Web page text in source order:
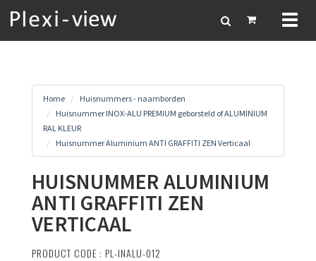
Home
Huisnummers - naamborden
Huisnummer INOX-ALU PREMIUM geborsteld of ALUMINIUM
RAL KLEUR
Huisnummer Aluminium ANTI GRAFFITI ZEN Verticaal
HUISNUMMER ALUMINIUM
ANTI GRAFFITI ZEN
VERTICAAL
PRODUCT CODE : PL-INALU-012